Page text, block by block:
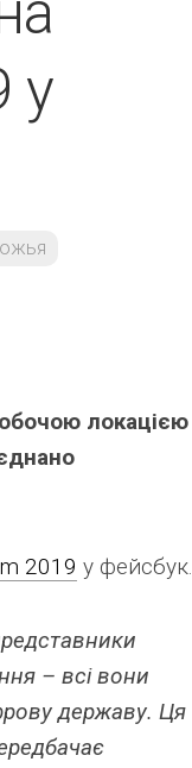
у
локацією
2019 у фейсбук.
– всі вони
державу. Ця